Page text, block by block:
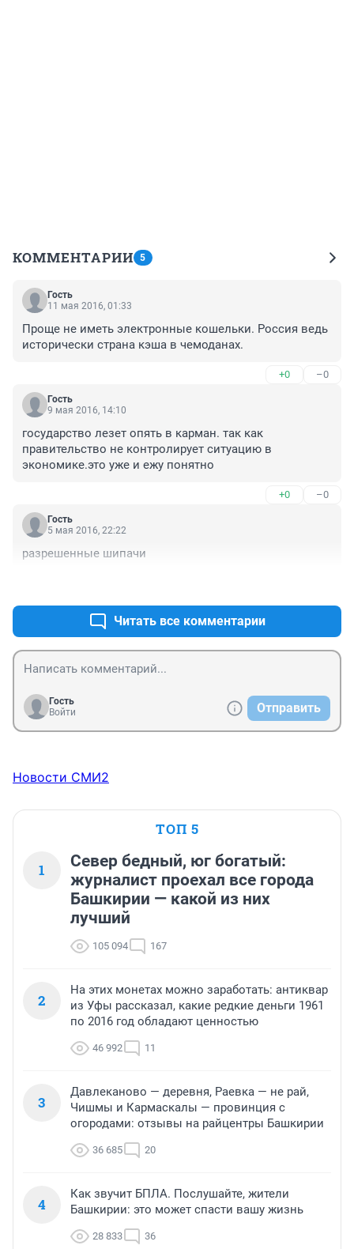
КОММЕНТАРИИ 5
Гость
11 мая 2016, 01:33
Проще не иметь электронные кошельки. Россия ведь
исторически страна кэша в чемоданах.
+0 –0
Гость
9 мая 2016, 14:10
государство лезет опять в карман. так как
правительство не контролирует ситуацию в
экономике.это уже и ежу понятно
+0 –0
Гость
5 мая 2016, 22:22
разрешенные шипачи
Читать все комментарии
Гость
Войти
Отправить
Новости СМИ2
ТОП 5
1
Север бедный, юг богатый:
журналист проехал все города
Башкирии — какой из них
лучший
105 094 167
2
На этих монетах можно заработать: антиквар
из Уфы рассказал, какие редкие деньги 1961
по 2016 год обладают ценностью
46 992 11
3
Давлеканово — деревня, Раевка — не рай,
Чишмы и Кармаскалы — провинция с
огородами: отзывы на райцентры Башкирии
36 685 20
4
Как звучит БПЛА. Послушайте, жители
Башкирии: это может спасти вашу жизнь
28 833 36